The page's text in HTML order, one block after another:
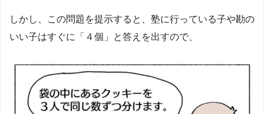
しかし、この問題を提示すると、塾に行っている子や勘の
いい子はすぐに「４個」と答えを出すので、